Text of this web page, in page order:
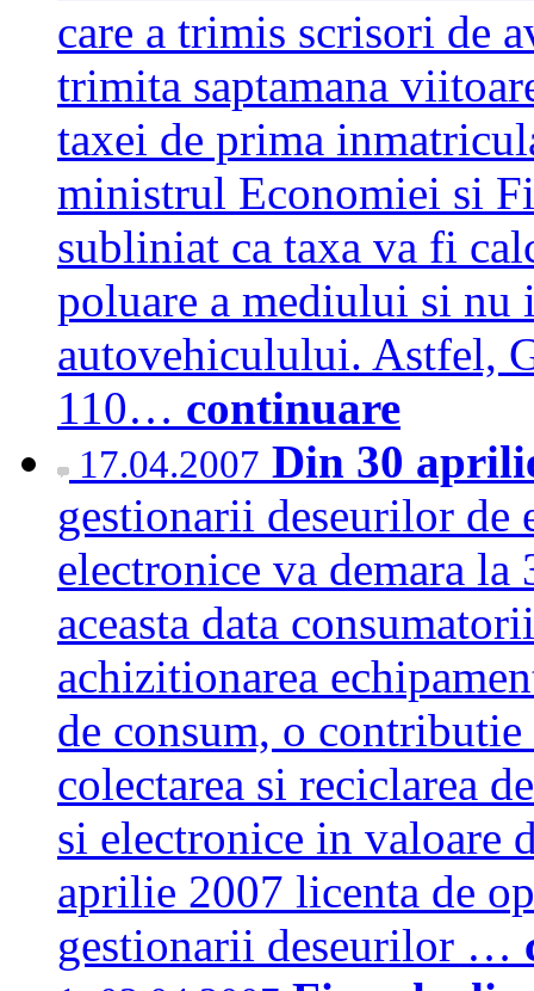
care a trimis scrisori de
trimita saptamana
taxei de prima
ministrul Economiei si
subliniat ca taxa va fi
poluare a mediului si nu
autovehiculului. Astfel,
110… continuare
17.04.2007 Din 30
gestionarii deseurilor de
electronice va demara
aceasta data
achizitionarea
de consum, o
colectarea si reciclarea
si electronice in valoare
aprilie 2007 licenta de
gestionarii deseurilor …